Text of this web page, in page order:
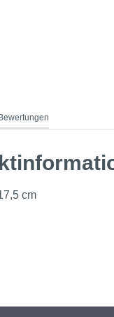
Bewertungen
cm